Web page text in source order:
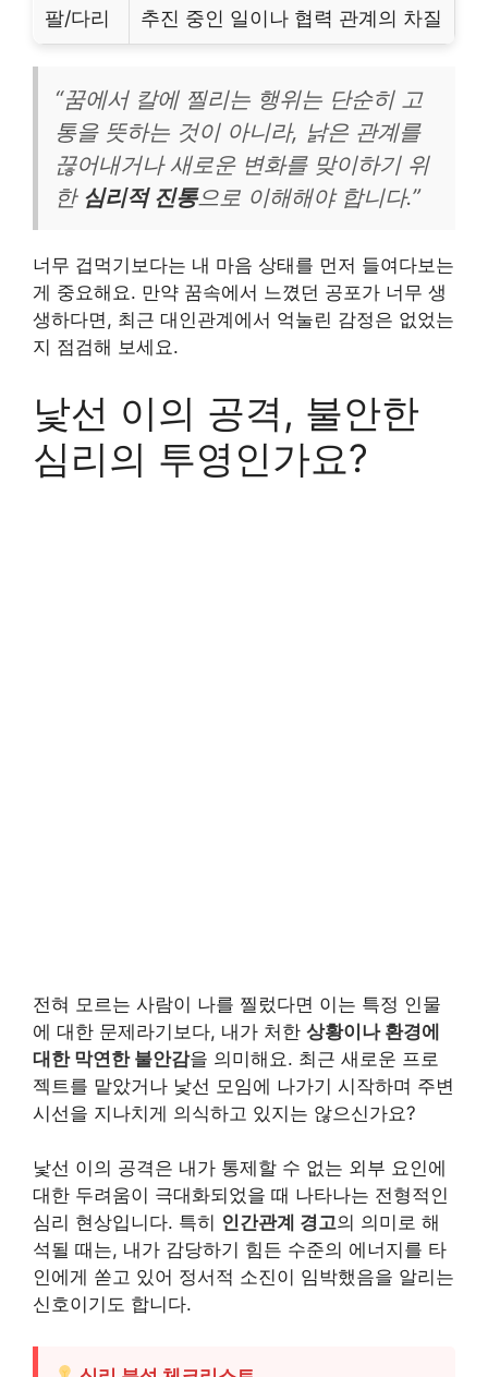
팔/다리 추진 중인 일이나 협력 관계의 차질
“꿈에서 칼에 찔리는 행위는 단순히 고
통을 뜻하는 것이 아니라, 낡은 관계를
끊어내거나 새로운 변화를 맞이하기 위
한 심리적 진통으로 이해해야 합니다.”
너무 겁먹기보다는 내 마음 상태를 먼저 들여다보는
게 중요해요. 만약 꿈속에서 느꼈던 공포가 너무 생
생하다면, 최근 대인관계에서 억눌린 감정은 없었는
지 점검해 보세요.
낯선 이의 공격, 불안한
심리의 투영인가요?
전혀 모르는 사람이 나를 찔렀다면 이는 특정 인물
에 대한 문제라기보다, 내가 처한 상황이나 환경에
대한 막연한 불안감을 의미해요. 최근 새로운 프로
젝트를 맡았거나 낯선 모임에 나가기 시작하며 주변
시선을 지나치게 의식하고 있지는 않으신가요?
낯선 이의 공격은 내가 통제할 수 없는 외부 요인에
대한 두려움이 극대화되었을 때 나타나는 전형적인
심리 현상입니다. 특히 인간관계 경고의 의미로 해
석될 때는, 내가 감당하기 힘든 수준의 에너지를 타
인에게 쏟고 있어 정서적 소진이 임박했음을 알리는
신호이기도 합니다.